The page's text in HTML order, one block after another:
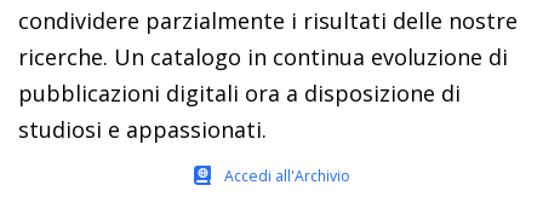
condividere parzialmente i risultati delle nostre
ricerche. Un catalogo in continua evoluzione di
pubblicazioni digitali ora a disposizione di
studiosi e appassionati.
Accedi all'Archivio